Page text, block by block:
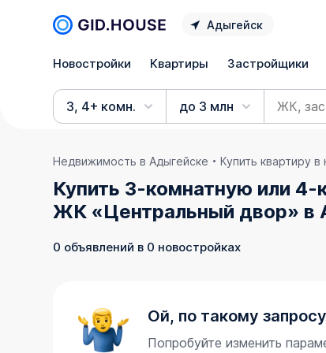
Адыгейск
Новостройки Квартиры Застройщики
3, 4+ комн. до 3 млн
Недвижимость в Адыгейске Купить квартиру в
Купить 3-комнатную или 4-
ЖК «Центральный двор» в
0 объявлений в 0 новостройках
Ой, по такому
Попробуйте изменить